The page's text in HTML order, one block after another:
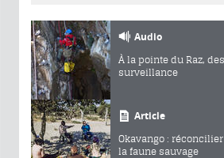
Audio
À la pointe du Raz,
surveillance
Article
Okavango :
la faune sauvage